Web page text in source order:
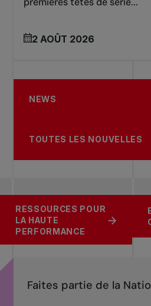
2 AOÛT 2026
NEWS
TOUTES LES NOUVELLES
LIGUES DE TENNIS
RÉCRÉATIF
RESSOURCES POUR
LA HAUTE
PERFORMANCE
Faites partie de la